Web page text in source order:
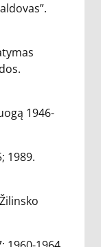
1946-
1989.